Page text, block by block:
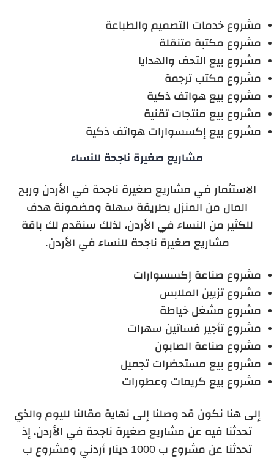
مشروع خدمات التصميم والطباعة
مشروع مكتبة متنقلة
مشروع بيع التحف والهدايا
مشروع مكتب ترجمة
مشروع بيع هواتف ذكية
مشروع بيع منتجات تقنية
مشروع بيع إكسسوارات هواتف ذكية
مشاريع صغيرة ناجحة للنساء
الاستثمار في مشاريع صغيرة ناجحة في الأردن وربح
المال من المنزل بطريقة سهلة ومضمونة هدف
للكثير من النساء في الأردن، لذلك سنقدم لك باقة
مشاريع صغيرة ناجحة للنساء في الأردن.
مشروع صناعة إكسسوارات
مشروع تزيين الملابس
مشروع مشغل خياطة
مشروع تأجير فساتين سهرات
مشروع صناعة الصابون
مشروع بيع مستحضرات تجميل
مشروع بيع كريمات وعطورات
إلى هنا نكون قد وصلنا إلى نهاية مقالنا لليوم والذي
تحدثنا فيه عن مشاريع صغيرة ناجحة في الأردن، إذ
تحدثنا عن مشروع ب 1000 دينار أردني ومشروع ب